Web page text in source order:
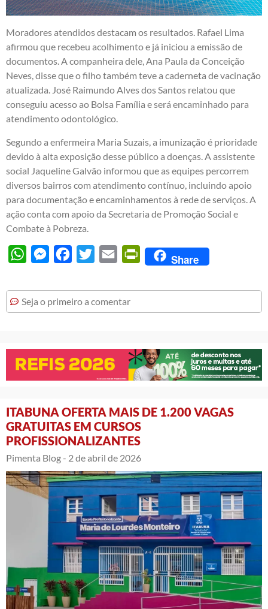
Moradores atendidos destacam os resultados. Rafael Lima
afirmou que recebeu acolhimento e já iniciou a emissão de
documentos. A companheira dele, Ana Paula da Conceição
Neves, disse que o filho também teve a caderneta de vacinação
atualizada. José Raimundo Alves dos Santos relatou que
conseguiu acesso ao Bolsa Família e será encaminhado para
atendimento odontológico.
Segundo a enfermeira Maria Suzais, a imunização é prioridade
devido à alta exposição desse público a doenças. A assistente
social Jaqueline Galvão informou que as equipes percorrem
diversos bairros com atendimento contínuo, incluindo apoio
para documentação e encaminhamentos à rede de serviços. A
ação conta com apoio da Secretaria de Promoção Social e
Combate à Pobreza.
WhatsAppMessengerFacebook
Twitter Email PrintFriendly
Share
Seja o primeiro a comentar
ITABUNA OFERTA MAIS DE 1.200 VAGAS
GRATUITAS EM CURSOS
PROFISSIONALIZANTES
Pimenta Blog - 2 de abril de 2026